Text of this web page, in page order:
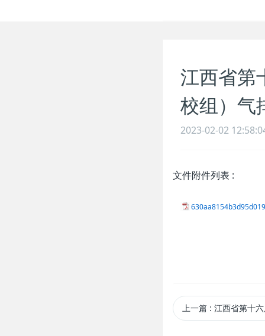
江西省第
校组）气
2023-02-02
文件附件列表 :
上一篇 : 江西省第十六届运动会学校部